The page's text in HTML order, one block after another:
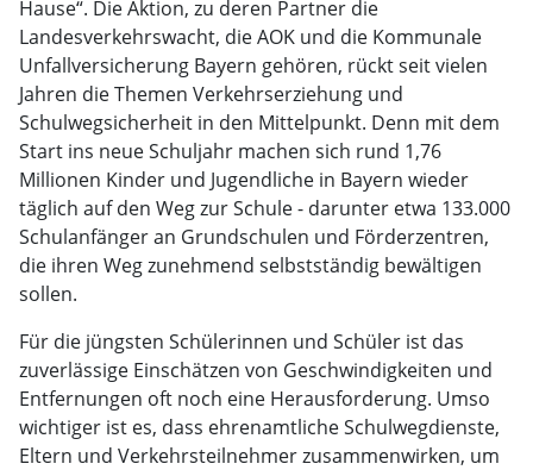
Hause“. Die Aktion, zu deren Partner die
Landesverkehrswacht, die AOK und die Kommunale
Unfallversicherung Bayern gehören, rückt seit vielen
Jahren die Themen Verkehrserziehung und
Schulwegsicherheit in den Mittelpunkt. Denn mit dem
Start ins neue Schuljahr machen sich rund 1,76
Millionen Kinder und Jugendliche in Bayern wieder
täglich auf den Weg zur Schule - darunter etwa 133.000
Schulanfänger an Grundschulen und Förderzentren,
die ihren Weg zunehmend selbstständig bewältigen
sollen.
Für die jüngsten Schülerinnen und Schüler ist das
zuverlässige Einschätzen von Geschwindigkeiten und
Entfernungen oft noch eine Herausforderung. Umso
wichtiger ist es, dass ehrenamtliche Schulwegdienste,
Eltern und Verkehrsteilnehmer zusammenwirken, um